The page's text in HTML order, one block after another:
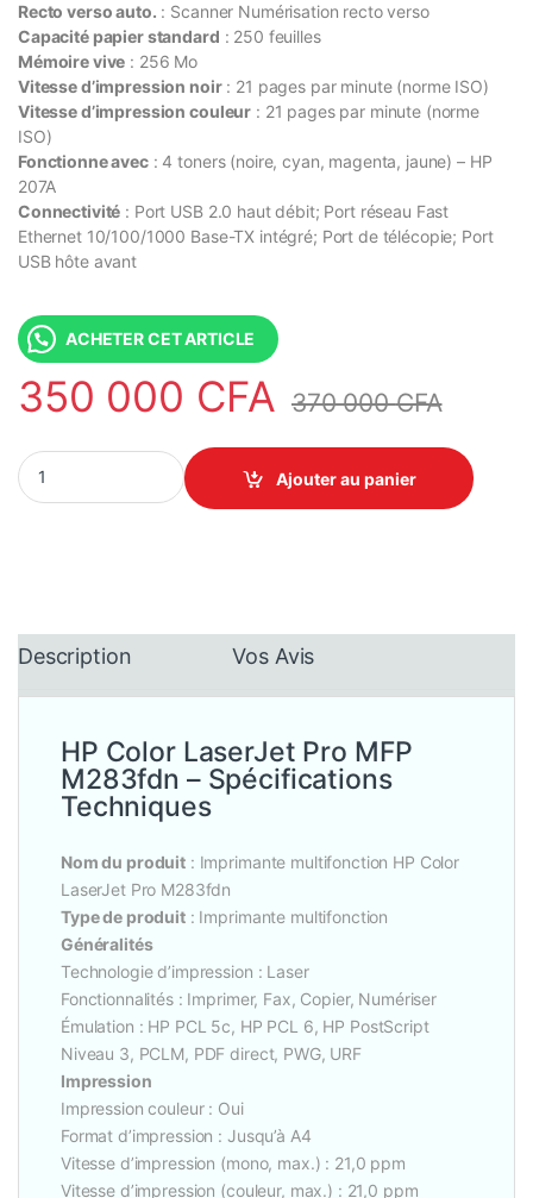
Recto verso auto. : Scanner Numérisation recto verso
Capacité papier standard : 250 feuilles
Mémoire vive : 256 Mo
Vitesse d’impression noir: 21 pages par minute (norme ISO)
Vitesse d’impression couleur : 21 pages par minute (norme
ISO)
Fonctionne avec: 4 toners (noire, cyan, magenta, jaune) – HP
207A
Connectivité : Port USB 2.0 haut débit; Port réseau Fast
Ethernet 10/100/1000 Base-TX intégré; Port de télécopie; Port
USB hôte avant
ACHETER CET ARTICLE
350 000 CFA 370 000CFA
HP Color LaserJet Pro MFP M283fdn Imprimante
Ajouter au panier
Description Vos Avis
HP Color LaserJet Pro MFP
M283fdn – Spécifications
Techniques
Nom du produit : Imprimante multifonction HP Color
LaserJet Pro M283fdn
Type de produit: Imprimante multifonction
Généralités
Technologie d’impression : Laser
Fonctionnalités : Imprimer, Fax, Copier, Numériser
Émulation : HP PCL 5c, HP PCL 6, HP PostScript
Niveau 3, PCLM, PDF direct, PWG, URF
Impression
Impression couleur : Oui
Format d’impression : Jusqu’à A4
Vitesse d’impression (mono, max.) : 21,0 ppm
Vitesse d’impression (couleur, max.) : 21,0 ppm